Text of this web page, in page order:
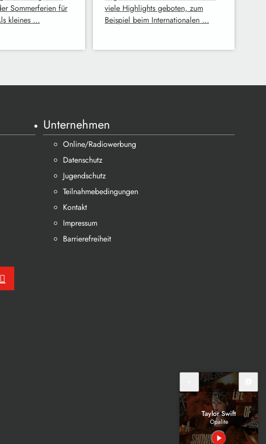
Sommerferien für
kleines …
viele Highlights geboten, zum
Beispiel beim Internationalen …
Unternehmen
Online/Radiowerbung
Datenschutz
Jugendschutz
Teilnahmebedingungen
Kontakt
Impressum
Barrierefreiheit
Taylor Swift
Opalite
play_arrow